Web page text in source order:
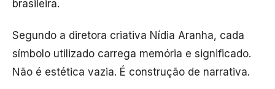
brasileira.
Segundo a diretora criativa Nídia Aranha, cada
símbolo utilizado carrega memória e significado.
Não é estética vazia. É construção de narrativa.